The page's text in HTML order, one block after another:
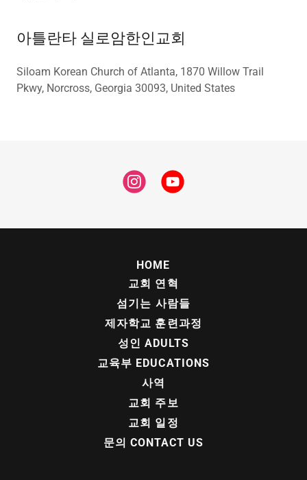
아틀란타 실로암한인교회
Siloam Korean Church of Atlanta, 1870 Willow Trail
Pkwy, Norcross, Georgia 30093, United States
HOME
교회 연혁
섬기는 사람들
제자학교 훈련과정
성인 ADULTS
교육부 EDUCATIONS
사역
교회 주보
교회 일정
문의 CONTACT US